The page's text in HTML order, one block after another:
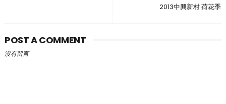
2013中興新村 荷花季
POST A COMMENT
沒有留言